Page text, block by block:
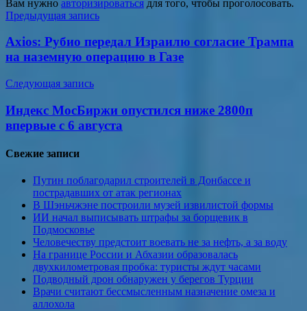
Вам нужно авторизироваться для того, чтобы проголосовать.
Навигация
по
записям
Предыдущая запись
Axios: Рубио передал Израилю согласие Трампа
на наземную операцию в Газе
Следующая запись
Индекс МосБиржи опустился ниже 2800п
впервые с 6 августа
Свежие записи
Путин поблагодарил строителей в Донбассе и
пострадавших от атак регионах
В Шэньчжэне построили музей извилистой формы
ИИ начал выписывать штрафы за борщевик в
Подмосковье
Человечеству предстоит воевать не за нефть, а за воду
На границе России и Абхазии образовалась
двухкилометровая пробка: туристы ждут часами
Подводный дрон обнаружен у берегов Турции
Врачи считают бессмысленным назначение омеза и
аллохола